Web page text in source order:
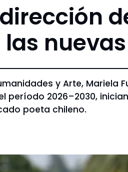
y Arte, Mariela
período 2026–2030,
poeta chileno.